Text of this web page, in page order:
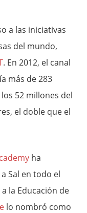
a las iniciativas
del mundo,
. En 2012, el canal
más de 283
52 millones del
el doble que el
ha
Sal en todo el
la Educación de
lo nombró como